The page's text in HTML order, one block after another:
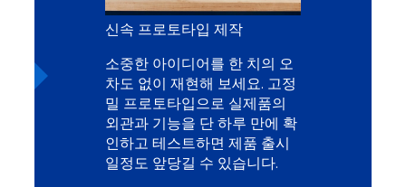
신속 프로토타입 제작
소중한 아이디어를 한 치의 오
차도 없이 재현해 보세요. 고정
밀 프로토타입으로 실제품의
외관과 기능을 단 하루 만에 확
인하고 테스트하면 제품 출시
일정도 앞당길 수 있습니다.